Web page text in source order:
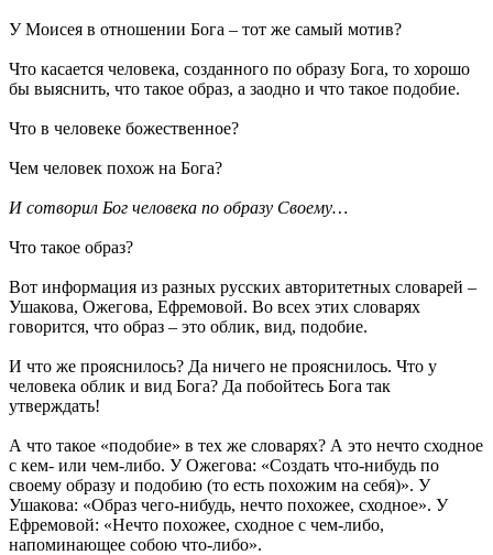
У Моисея в отношении Бога – тот же самый мотив?
Что касается человека, созданного по образу Бога, то хорошо
бы выяснить, что такое образ, а заодно и что такое подобие.
Что в человеке божественное?
Чем человек похож на Бога?
И сотворил Бог человека по образу Своему…
Что такое образ?
Вот информация из разных русских авторитетных словарей –
Ушакова, Ожегова, Ефремовой. Во всех этих словарях
говорится, что образ – это облик, вид, подобие.
И что же прояснилось? Да ничего не прояснилось. Что у
человека облик и вид Бога? Да побойтесь Бога так
утверждать!
А что такое «подобие» в тех же словарях? А это нечто сходное
с кем- или чем-либо. У Ожегова: «Создать что-нибудь по
своему образу и подобию (то есть похожим на себя)». У
Ушакова: «Образ чего-нибудь, нечто похожее, сходное». У
Ефремовой: «Нечто похожее, сходное с чем-либо,
напоминающее собою что-либо».